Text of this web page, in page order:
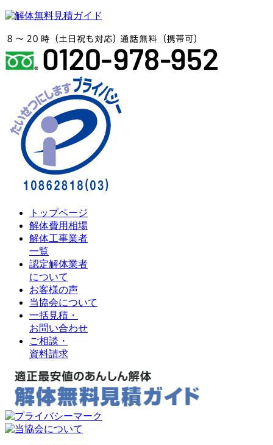
トップページ
解体費用相場
解体工事業者
一覧
認定解体業者
について
お客様の声
当協会について
一括見積・
お問い合わせ
ご相談・
資料請求